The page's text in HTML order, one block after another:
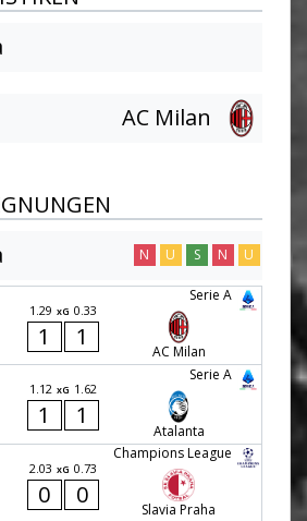
AC Milan
N U S N U
Serie A
1.29 xG 0.33
1 1
AC Milan
Serie A
1.12 xG 1.62
1 1
Atalanta
Champions League
2.03 xG 0.73
0 0
Slavia Praha